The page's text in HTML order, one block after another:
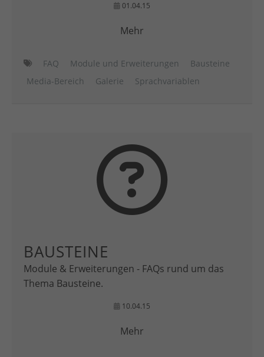
01.04.15
Mehr
FAQ Module und Erweiterungen
Bausteine
Media-Bereich
Galerie Sprachvariablen
BAUSTEINE
Module & Erweiterungen - FAQs rund um das
Thema Bausteine.
10.04.15
Mehr